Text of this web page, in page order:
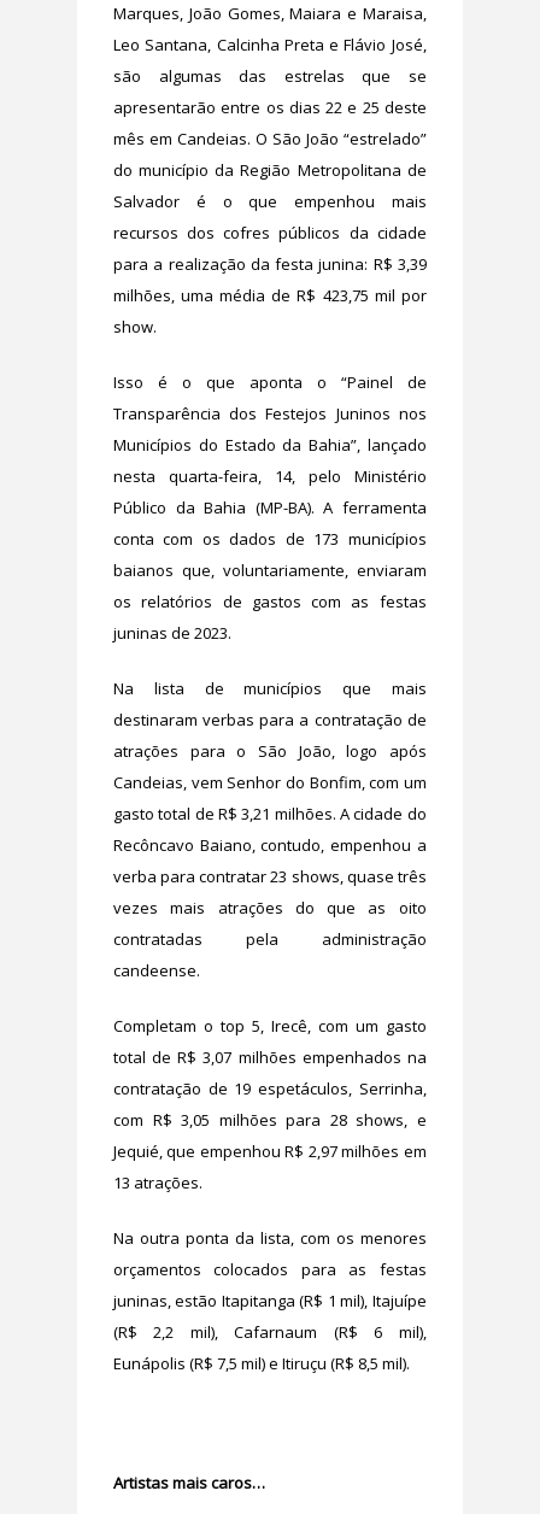
Marques, João Gomes, Maiara e Maraisa,
Leo Santana, Calcinha Preta e Flávio José,
são algumas das estrelas que se
apresentarão entre os dias 22 e 25 deste
mês em Candeias. O São João “estrelado”
do município da Região Metropolitana de
Salvador é o que empenhou mais
recursos dos cofres públicos da cidade
para a realização da festa junina: R$ 3,39
milhões, uma média de R$ 423,75 mil por
show.
Isso é o que aponta o “Painel de
Transparência dos Festejos Juninos nos
Municípios do Estado da Bahia”, lançado
nesta quarta-feira, 14, pelo Ministério
Público da Bahia (MP-BA). A ferramenta
conta com os dados de 173 municípios
baianos que, voluntariamente, enviaram
os relatórios de gastos com as festas
juninas de 2023.
Na lista de municípios que mais
destinaram verbas para a contratação de
atrações para o São João, logo após
Candeias, vem Senhor do Bonfim, com um
gasto total de R$ 3,21 milhões. A cidade do
Recôncavo Baiano, contudo, empenhou a
verba para contratar 23 shows, quase três
vezes mais atrações do que as oito
contratadas pela administração
candeense.
Completam o top 5, Irecê, com um gasto
total de R$ 3,07 milhões empenhados na
contratação de 19 espetáculos, Serrinha,
com R$ 3,05 milhões para 28 shows, e
Jequié, que empenhou R$ 2,97 milhões em
13 atrações.
Na outra ponta da lista, com os menores
orçamentos colocados para as festas
juninas, estão Itapitanga (R$ 1 mil), Itajuípe
(R$ 2,2 mil), Cafarnaum (R$ 6 mil),
Eunápolis (R$ 7,5 mil) e Itiruçu (R$ 8,5 mil).
Artistas mais caros…